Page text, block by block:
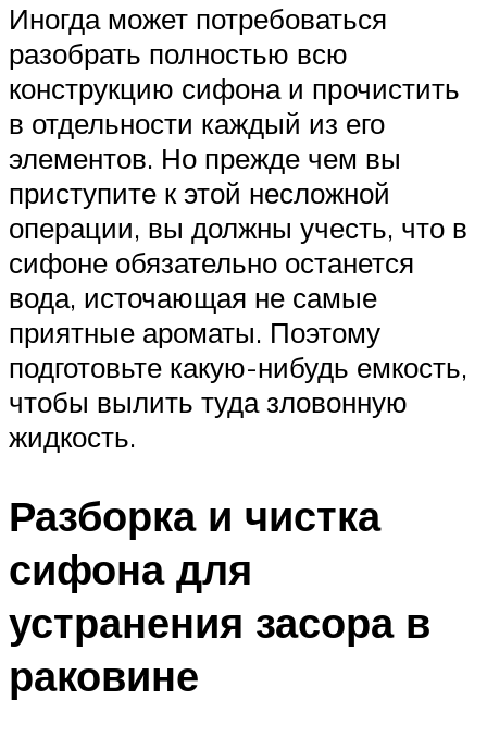
Иногда может потребоваться
разобрать полностью всю
конструкцию сифона и прочистить
в отдельности каждый из его
элементов. Но прежде чем вы
приступите к этой несложной
операции, вы должны учесть, что в
сифоне обязательно останется
вода, источающая не самые
приятные ароматы. Поэтому
подготовьте какую-нибудь емкость,
чтобы вылить туда зловонную
жидкость.
Разборка и чистка
сифона для
устранения засора в
раковине